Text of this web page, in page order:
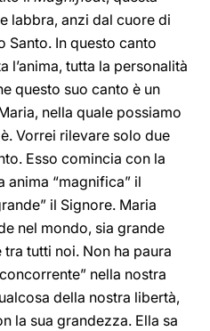
labbra, anzi dal cuore di
Santo. In questo canto
l’anima, tutta la personalità
questo suo canto è un
nella quale possiamo
Vorrei rilevare solo due
Esso comincia con la
anima “magnifica” il
il Signore. Maria
nel mondo, sia grande
tutti noi. Non ha paura
nella nostra
della nostra libertà,
la sua grandezza. Ella sa